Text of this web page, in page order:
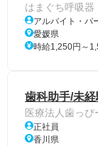
はまぐち呼吸器
アルバイト・パ
愛媛県
時給1,250円～
歯科助手/未
医療法人歯っぴ
正社員
香川県